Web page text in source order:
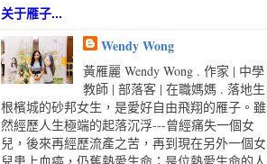
关于雁子...
Wendy Wong
黃雁麗 Wendy Wong . 作家 | 中學
教師 | 部落客 | 在職媽媽 . 落地生
根檳城的砂邦女生，是愛好自由飛翔的雁子。雖
然經歷人生極端的起落沉浮---曾經痛失一個女
兒，後來再經歷流產之苦，再到現在另外一個女